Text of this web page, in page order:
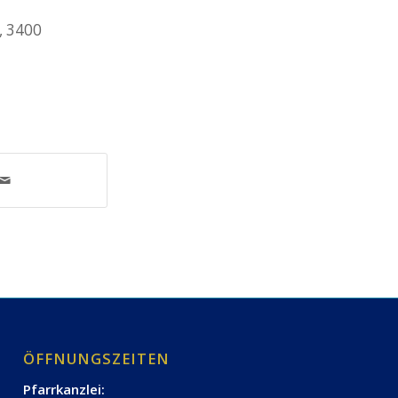
3400
ÖFFNUNGSZEITEN
Pfarrkanzlei: